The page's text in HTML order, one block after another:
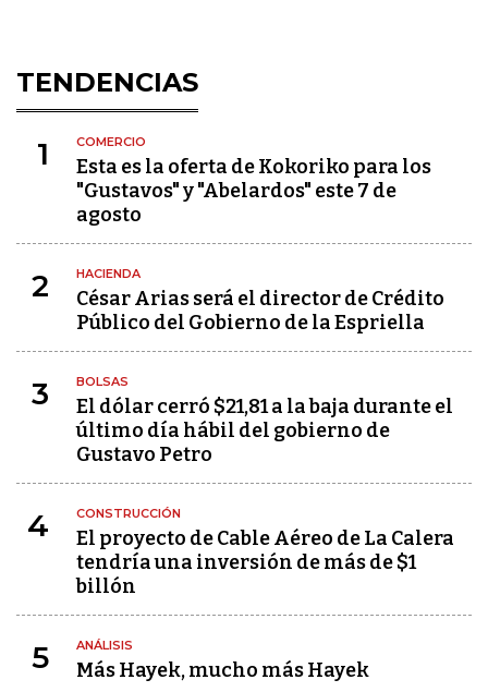
TENDENCIAS
1 COMERCIO
Esta es la oferta de Kokoriko para los
"Gustavos" y "Abelardos" este 7 de
agosto
2 HACIENDA
César Arias será el director de Crédito
Público del Gobierno de la Espriella
3 BOLSAS
El dólar cerró $21,81 a la baja durante el
último día hábil del gobierno de
Gustavo Petro
4 CONSTRUCCIÓN
El proyecto de Cable Aéreo de La Calera
tendría una inversión de más de $1
billón
5 ANÁLISIS
Más Hayek, mucho más Hayek